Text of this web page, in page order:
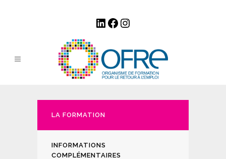
LinkedIn
Facebook
Instagram
LA FORMATION
INFORMATIONS
COMPLÉMENTAIRES